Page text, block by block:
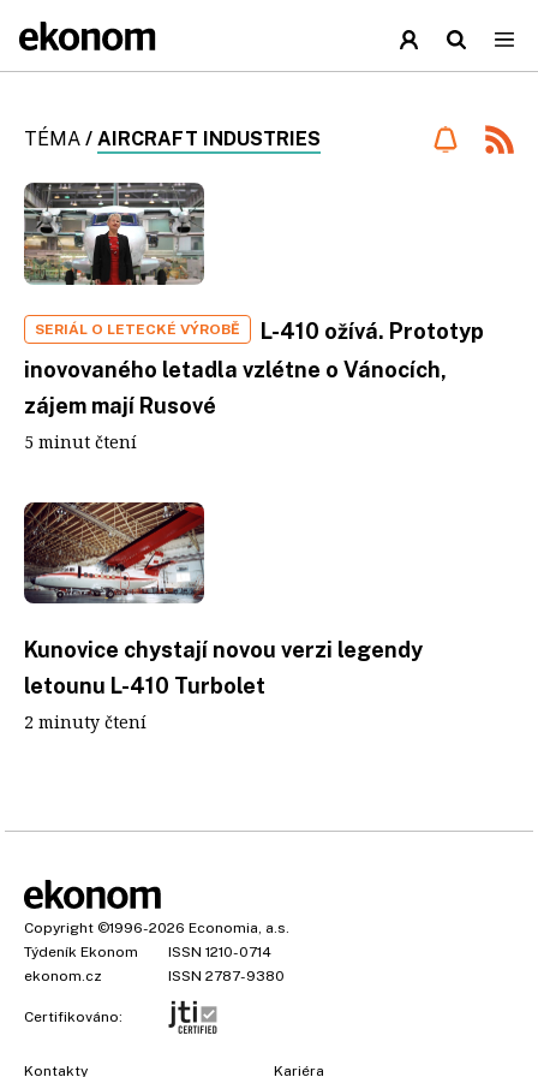
TÉMA / AIRCRAFT INDUSTRIES
SERIÁL O LETECKÉ VÝROBĚ
L-410 ožívá. Prototyp
inovovaného letadla vzlétne o Vánocích,
zájem mají Rusové
5 minut čtení
Kunovice chystají novou verzi legendy
letounu L-410 Turbolet
2 minuty čtení
Copyright ©1996-2026 Economia, a.s.
Týdeník Ekonom
ISSN 1210-0714
ekonom.cz
ISSN 2787-9380
Certifikováno:
Kontakty Kariéra